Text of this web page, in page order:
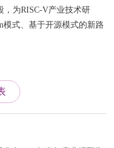
，为RISC-V产业技术研
式、基于开源模式的新路